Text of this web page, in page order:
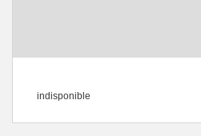
indisponible